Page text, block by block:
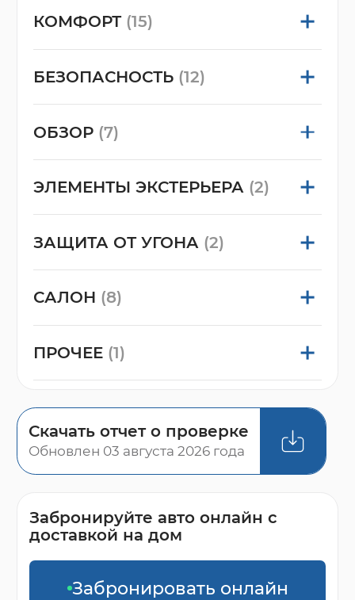
КОМФОРТ (15)
БЕЗОПАСНОСТЬ (12)
ОБЗОР (7)
ЭЛЕМЕНТЫ ЭКСТЕРЬЕРА (2)
ЗАЩИТА ОТ УГОНА (2)
САЛОН (8)
ПРОЧЕЕ (1)
Скачать отчет о проверке
Обновлен 03 августа 2026 года
Забронируйте авто онлайн с
доставкой на дом
Забронировать онлайн